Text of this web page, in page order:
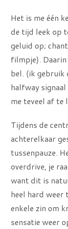
Het is me één
de tijd leek op
geluid op;
filmpje).
bel. (ik gebruik
halfway
me teveel af te
Tijdens de
achterelkaar
tussenpauze.
overdrive, je
want dit is
heel hard weer
enkele zin om
sensatie weer